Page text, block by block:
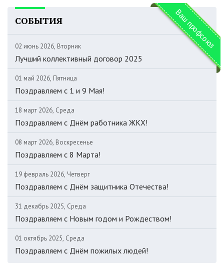
Ваш профсоюз
СОБЫТИЯ
02 июнь 2026, Вторник
Лучший коллективный договор 2025
01 май 2026, Пятница
Поздравляем c 1 и 9 Мая!
18 март 2026, Среда
Поздравляем с Днём работника ЖКХ!
08 март 2026, Воскресенье
Поздравляем с 8 Марта!
19 февраль 2026, Четверг
Поздравляем с Днём защитника Отечества!
31 декабрь 2025, Среда
Поздравляем с Новым годом и Рождеством!
01 октябрь 2025, Среда
Поздравляем с Днём пожилых людей!